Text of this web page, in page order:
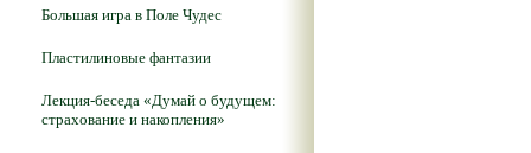
Большая игра в Поле Чудес
Пластилиновые фантазии
Лекция-беседа «Думай о будущем:
страхование и накопления»